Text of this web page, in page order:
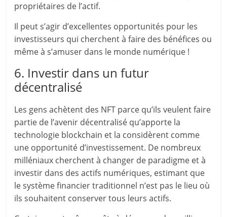
propriétaires de l’actif.
Il peut s’agir d’excellentes opportunités pour les
investisseurs qui cherchent à faire des bénéfices ou
même à s’amuser dans le monde numérique !
6. Investir dans un futur
décentralisé
Les gens achètent des NFT parce qu’ils veulent faire
partie de l’avenir décentralisé qu’apporte la
technologie blockchain et la considèrent comme
une opportunité d’investissement. De nombreux
milléniaux cherchent à changer de paradigme et à
investir dans des actifs numériques, estimant que
le système financier traditionnel n’est pas le lieu où
ils souhaitent conserver tous leurs actifs.